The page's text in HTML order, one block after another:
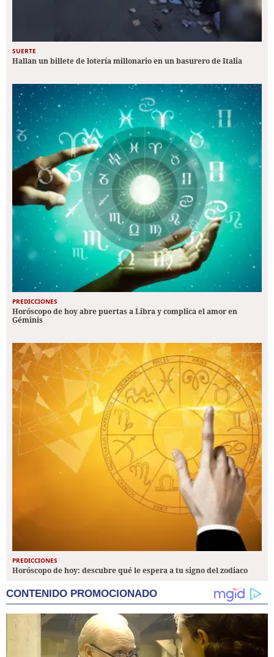
SUERTE
Hallan un billete de lotería millonario en un basurero de Italia
PREDICCIONES
Horóscopo de hoy abre puertas a Libra y complica el amor en
Géminis
PREDICCIONES
Horóscopo de hoy: descubre qué le espera a tu signo del zodiaco
CONTENIDO PROMOCIONADO